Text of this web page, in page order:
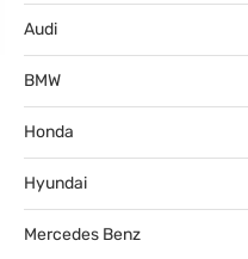
Audi
BMW
Honda
Hyundai
Mercedes Benz